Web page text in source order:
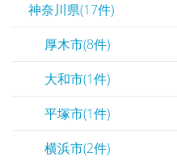
神奈川県(17件)
厚木市(8件)
大和市(1件)
平塚市(1件)
横浜市(2件)